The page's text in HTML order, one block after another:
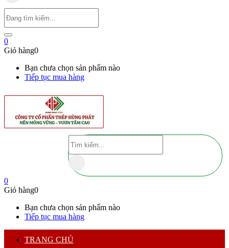
0
Giỏ hàng0
Bạn chưa chọn sản phẩm nào
Tiếp tục mua hàng
0
Giỏ hàng0
Bạn chưa chọn sản phẩm nào
Tiếp tục mua hàng
TRANG CHỦ